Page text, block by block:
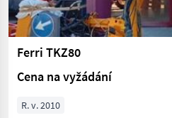
Ferri TKZ80
Cena na vyžádání
R. v. 2010